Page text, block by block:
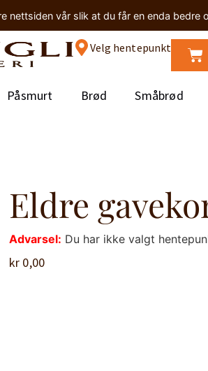
nettsiden vår slik at du får en enda bedre
Velg hentepunkt
Påsmurt Brød Småbrød
Eldre
Advarsel: Du har ikke valgt
kr 0,00